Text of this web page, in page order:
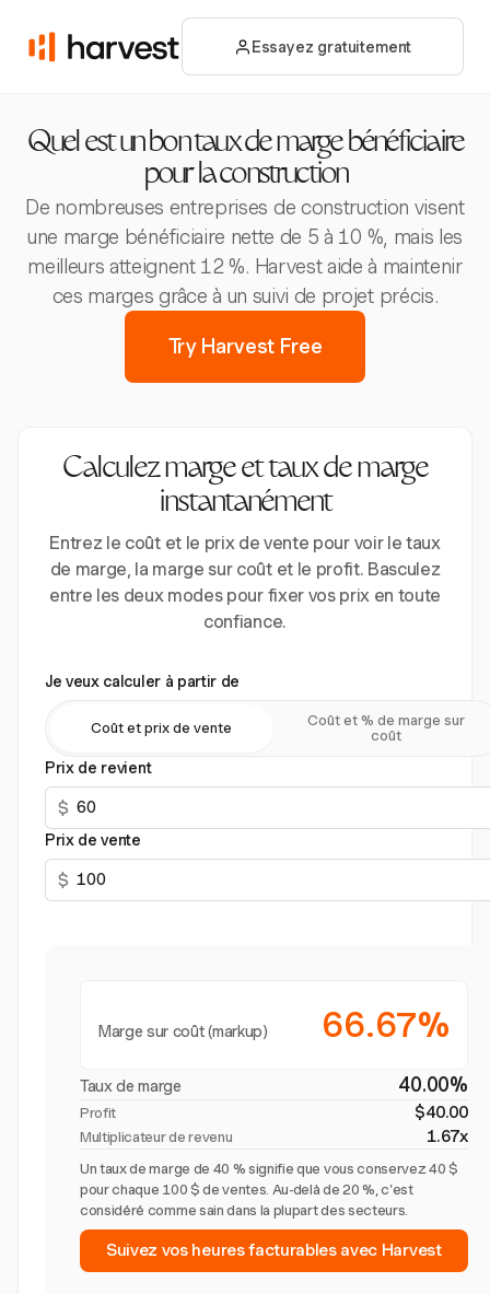
Essayez gratuitement
Quel est un bon taux de marge bénéficiaire
pour la construction
De nombreuses entreprises de construction visent
une marge bénéficiaire nette de 5 à 10 %, mais les
meilleurs atteignent 12 %. Harvest aide à maintenir
ces marges grâce à un suivi de projet précis.
Try Harvest Free
Calculez marge et taux de marge
instantanément
Entrez le coût et le prix de vente pour voir le taux
de marge, la marge sur coût et le profit. Basculez
entre les deux modes pour fixer vos prix en toute
confiance.
Je veux calculer à partir de
Coût et prix de vente
Coût et % de marge sur
coût
Prix de revient
$
Prix de vente
$
Marge sur coût (markup) 66.67%
Taux de marge 40.00%
Profit $40.00
Multiplicateur de revenu 1.67x
Un taux de marge de 40 % signifie que vous conservez 40 $
pour chaque 100 $ de ventes. Au-delà de 20 %, c'est
considéré comme sain dans la plupart des secteurs.
Suivez vos heures facturables avec Harvest